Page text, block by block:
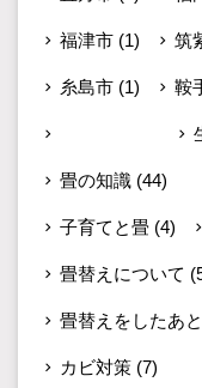
福津市 (1) 筑
糸島市 (1) 鞍
畳の知識 (44)
子育てと畳 (4)
畳替えについて
畳替えをしたあ
カビ対策 (7)